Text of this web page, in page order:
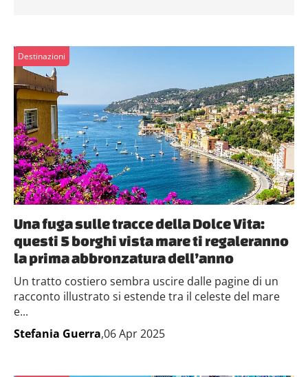
Destinazioni
Una fuga sulle tracce della Dolce Vita:
questi 5 borghi vista mare ti regaleranno
la prima abbronzatura dell’anno
Un tratto costiero sembra uscire dalle pagine di un
racconto illustrato si estende tra il celeste del mare
e...
Stefania Guerra,06 Apr 2025